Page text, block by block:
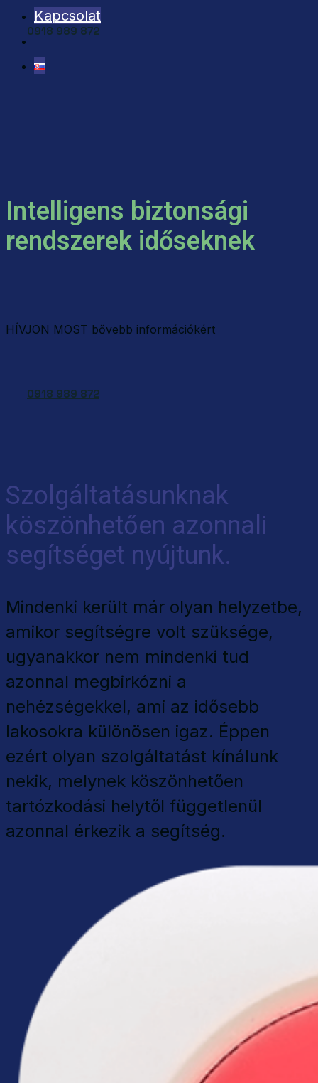
Kapcsolat
0918 989 872
Intelligens biztonsági
rendszerek időseknek
HÍVJON MOST bővebb információkért
0918 989 872
Szolgáltatásunknak
köszönhetően azonnali
segítséget nyújtunk.
Mindenki került már olyan helyzetbe,
amikor segítségre volt szüksége,
ugyanakkor nem mindenki tud
azonnal megbirkózni a
nehézségekkel, ami az idősebb
lakosokra különösen igaz. Éppen
ezért olyan szolgáltatást kínálunk
nekik, melynek köszönhetően
tartózkodási helytől függetlenül
azonnal érkezik a segítség.